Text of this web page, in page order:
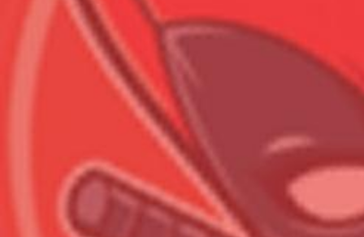
Всего позиций в корзине
Всего товара в корзине
Сумма к оплате (без